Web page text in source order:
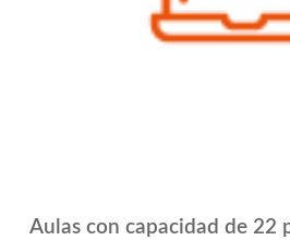
Aulas con capacidad de 22